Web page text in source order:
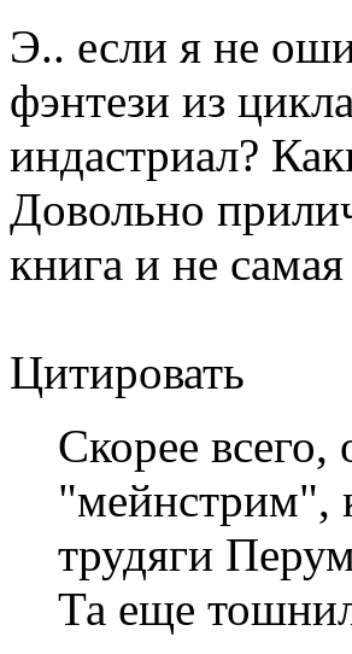
Э.. если я не
фэнтези из
индастриал?
Довольно
книга и не
Цитировать
Скорее всего,
"мейнстрим",
трудяги
Та еще